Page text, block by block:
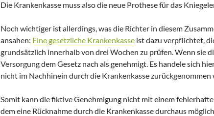
Die Krankenkasse muss also die neue Prothese für das
Noch wichtiger ist allerdings, was die Richter in diesem
ansahen: Eine gesetzliche Krankenkasse ist dazu verpflichtet,
grundsätzlich innerhalb von drei Wochen zu prüfen. Wenn sie
Versorgung dem Gesetz nach als genehmigt. Es handele sich
nicht im Nachhinein durch die Krankenkasse zurückgenommen
Somit kann die fiktive Genehmigung nicht mit einem
dem eine Rücknahme durch die Krankenkasse durchaus